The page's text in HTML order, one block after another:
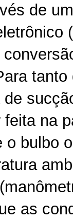
de
na
o bulbo
as